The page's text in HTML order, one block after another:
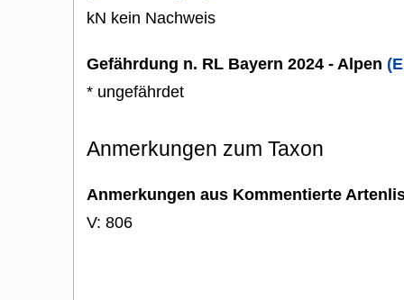
kN kein Nachweis
Gefährdung n. RL Bayern 2024 - Alpen
* ungefährdet
Anmerkungen zum Taxon
Anmerkungen aus Kommentierte
V: 806